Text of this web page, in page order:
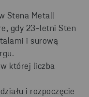
Stena Metall
gdy 23-letni Sten
i surową
której liczba
i rozpoczęcie